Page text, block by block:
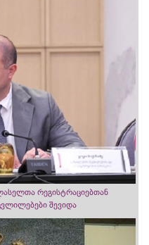
რეგისტრაციებთან
შევიდა